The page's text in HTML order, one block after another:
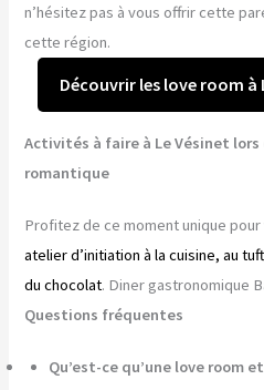
n’hésitez pas à vous offrir cette
cette région.
Découvrir les love room à
Activités à faire à Le Vésinet
romantique
Profitez de ce moment unique pour
atelier d’initiation à la cuisine, au
du chocolat. Diner gastronomique
Questions fréquentes
Qu’est-ce qu’une love room